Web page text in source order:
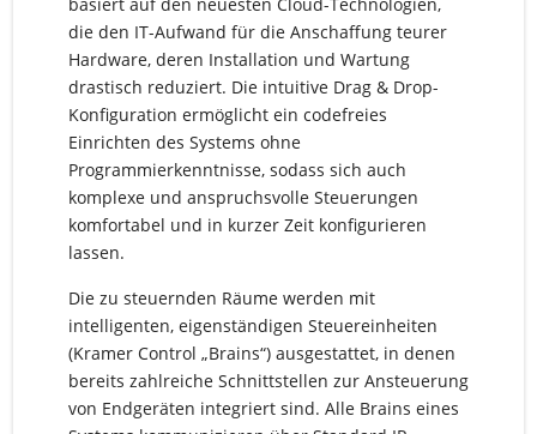
die den IT-Aufwand für die Anschaffung teurer
Hardware, deren Installation und Wartung
drastisch reduziert. Die intuitive Drag & Drop-
Konfiguration ermöglicht ein codefreies
Einrichten des Systems ohne
Programmierkenntnisse, sodass sich auch
komplexe und anspruchsvolle Steuerungen
komfortabel und in kurzer Zeit konfigurieren
lassen.
Die zu steuernden Räume werden mit
intelligenten, eigenständigen Steuereinheiten
(Kramer Control „Brains“) ausgestattet, in denen
bereits zahlreiche Schnittstellen zur Ansteuerung
von Endgeräten integriert sind. Alle Brains eines